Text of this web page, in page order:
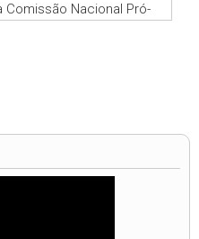
Nacional Pró-
sindicais, e por
São Paulo as